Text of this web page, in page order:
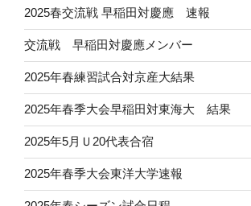
2025春交流戦 早稲田対慶應 速報
交流戦 早稲田対慶應メンバー
2025年春練習試合対京産大結果
2025年春季大会早稲田対東海大 結果
2025年5月Ｕ20代表合宿
2025年春季大会東洋大学速報